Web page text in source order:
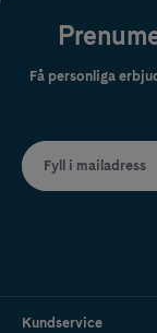
Få personliga
Fyll i mailadress
Kundservice